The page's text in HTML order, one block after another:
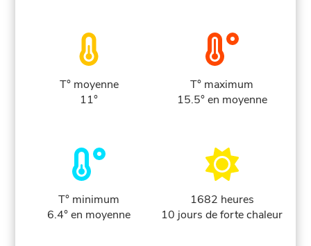
T° moyenne
11°
T° maximum
15.5° en moyenne
T° minimum
6.4° en moyenne
1682 heures
10 jours de forte chaleur